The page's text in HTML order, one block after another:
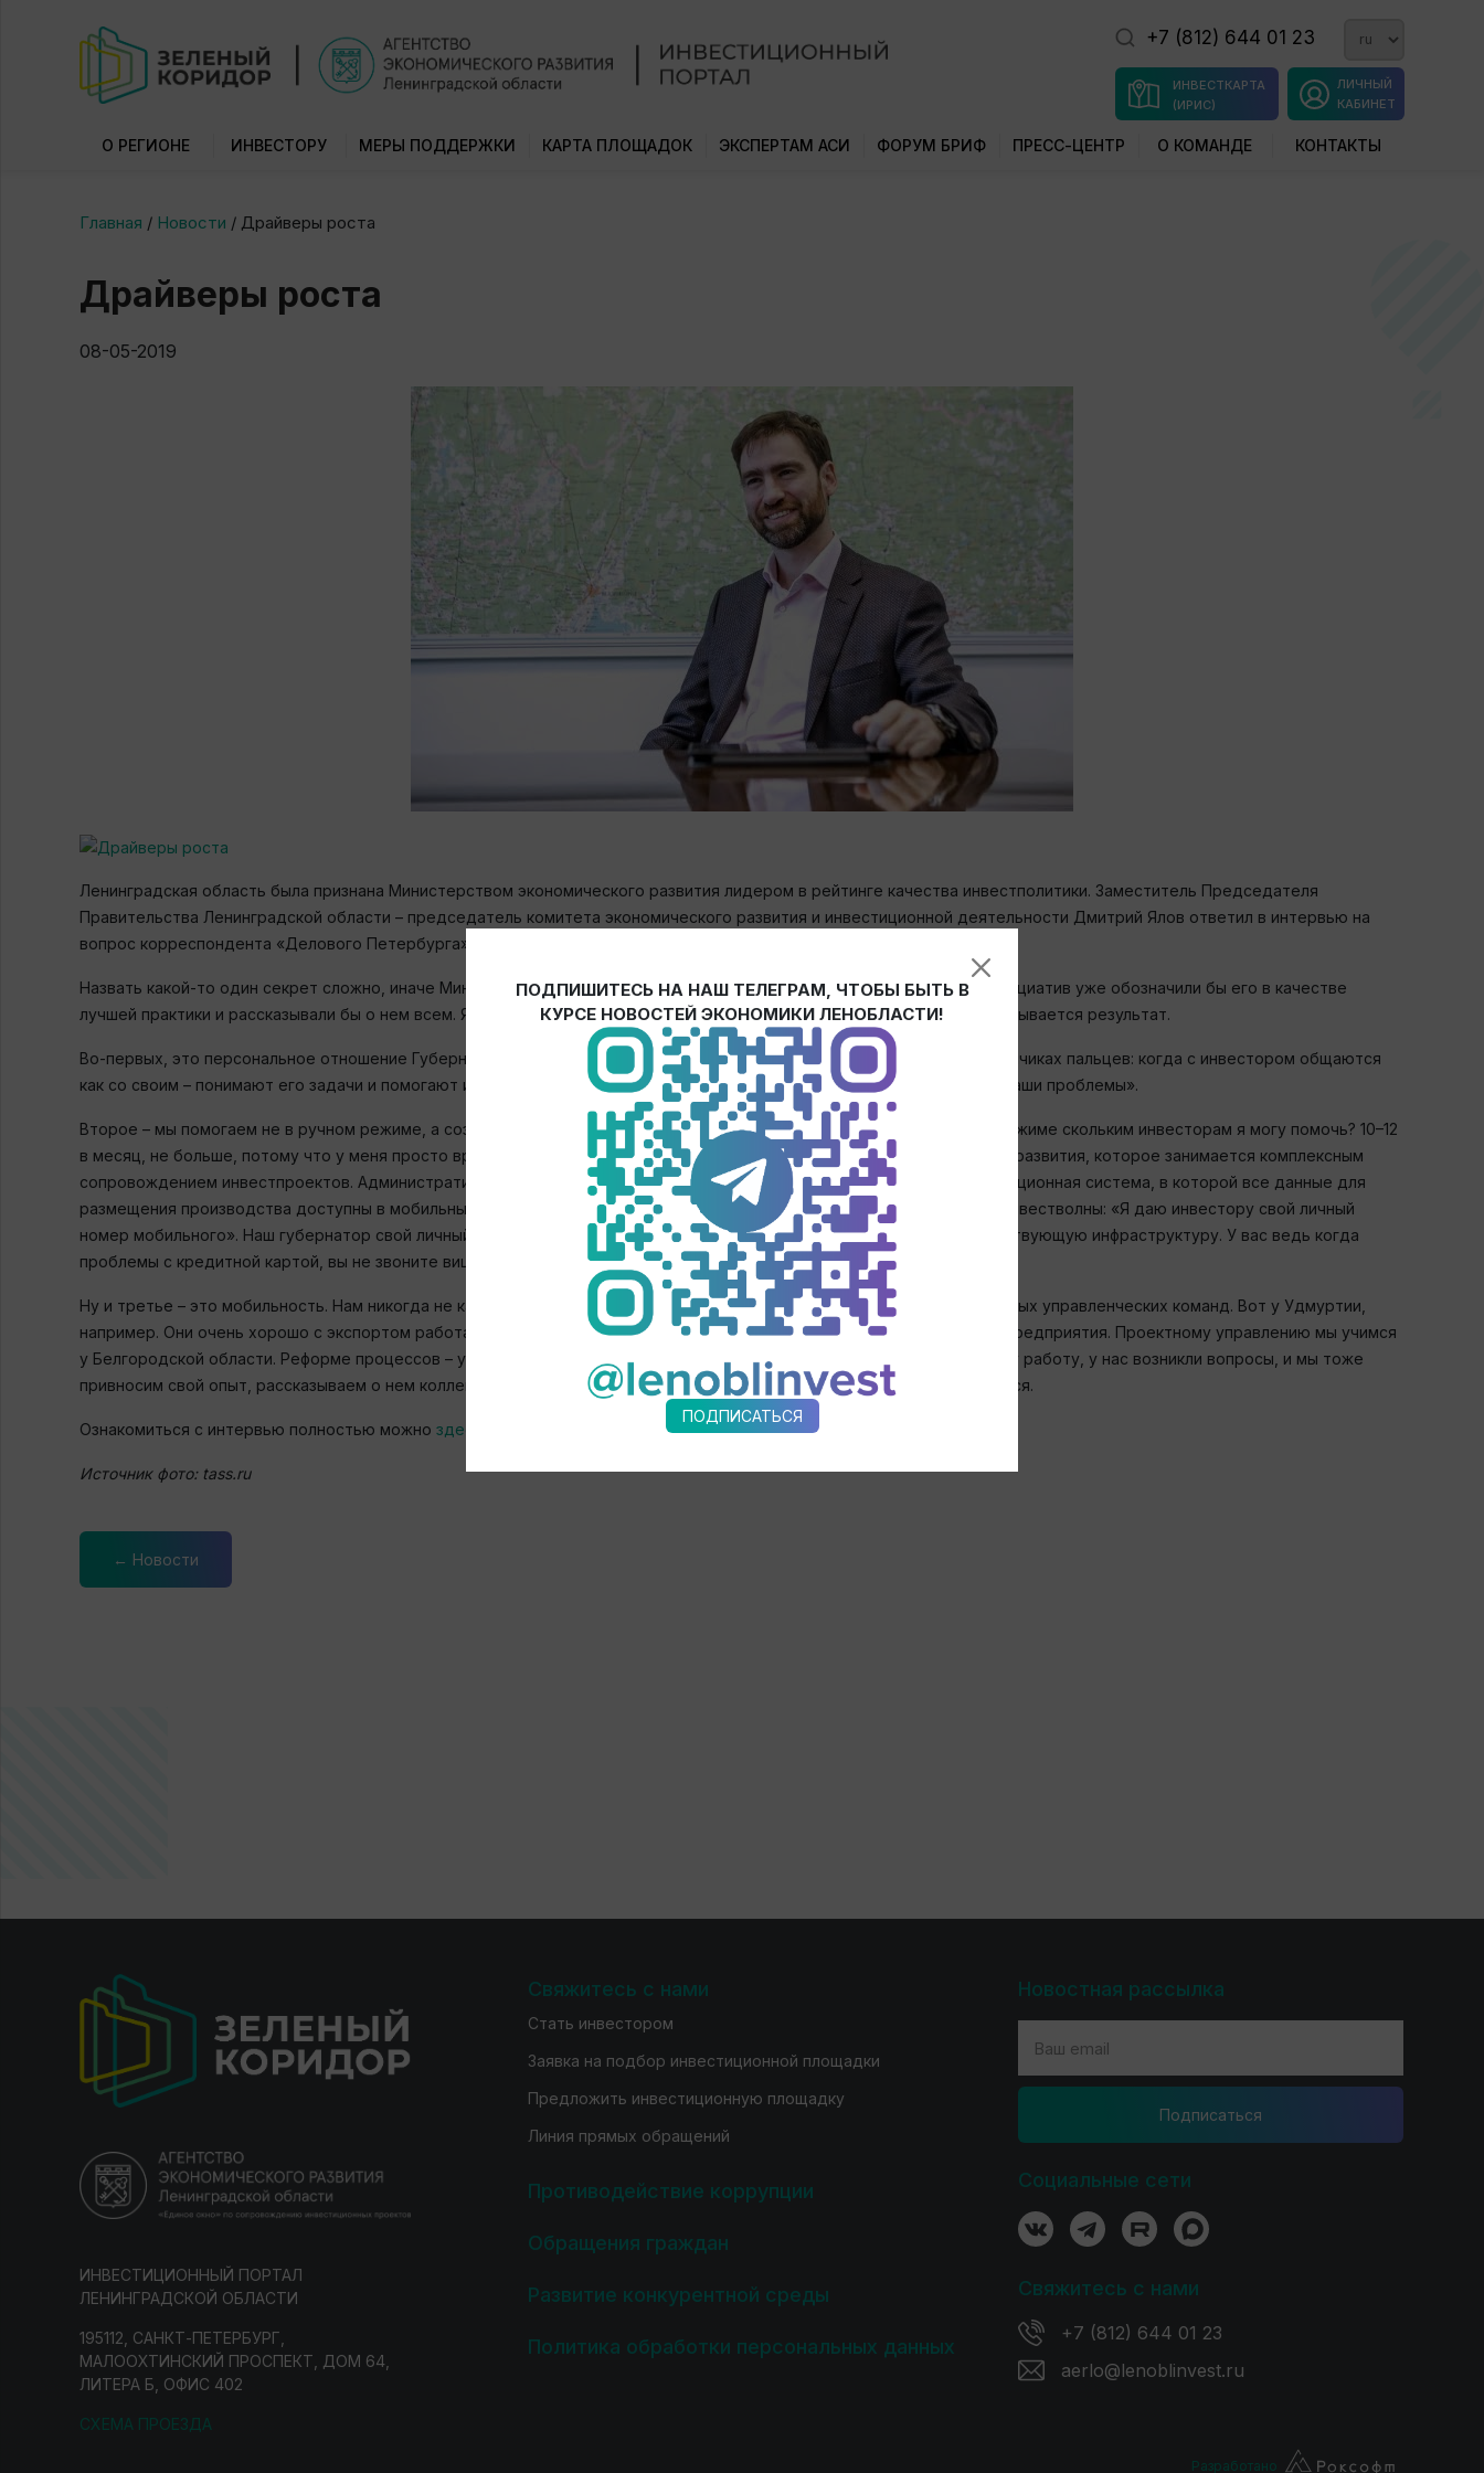
+7 (812) 644 01 23
ЛИЧНЫЙ
КАБИНЕТ
ИНВЕСТКАРТА
(ИРИС)
О РЕГИОНЕ ИНВЕСТОРУ МЕРЫ ПОДДЕРЖКИ КАРТА ПЛОЩАДОК ЭКСПЕРТАМ АСИ ФОРУМ БРИФ ПРЕСС-ЦЕНТР О КОМАНДЕ КОНТАКТЫ
Главная / Новости / Драйверы роста
Драйверы роста
08-05-2019
Ленинградская область была признана Министерством экономического развития лидером в рейтинге качества инвестполитики. Заместитель Председателя
Правительства Ленинградской области – председатель комитета экономического развития и инвестиционной деятельности Дмитрий Ялов ответил в интервью на
вопрос корреспондента «Делового Петербурга» о секрете успеха:
Назвать какой-то один секрет сложно, иначе Министерство экономического развития и Агентство стратегических инициатив уже обозначили бы его в качестве
лучшей практики и рассказывали бы о нем всем. Я думаю, это просто такая кропотливая работа, где по деталям складывается результат.
Во-первых, это персональное отношение Губернатора Александра Дрозденко. Есть вещи, которые ощущаются на кончиках пальцев: когда с инвестором общаются
как со своим – понимают его задачи и помогают их решить, а бывает, когда цинично относятся, по принципу «это не наши проблемы».
Второе – мы помогаем не в ручном режиме, а создаем систему. Это, наверное, наш главный залог успеха. В ручном режиме скольким инвесторам я могу помочь? 10–12
в месяц, не больше, потому что у меня просто время закончится. Для этого у нас создано Агентство экономического развития, которое занимается комплексным
сопровождением инвестпроектов. Административные барьеры – инвестагентство. Земельные участки – есть информационная система, в которой все данные для
размещения производства доступны в мобильных приложениях. Раньше был лозунг одного из губернаторов первой инвестволны: «Я даю инвестору свой личный
номер мобильного». Наш губернатор свой личный номер тоже дает, но проблемы все-таки решаются через соответствующую инфраструктуру. У вас ведь когда
проблемы с кредитной картой, вы не звоните вице-президенту банка?
Ну и третье – это мобильность. Нам никогда не казалось, что мы большие и великие, мы с удовольствием учимся у новых управленческих команд. Вот у Удмуртии,
например. Они очень хорошо с экспортом работают: сделали экспортный акселератор, умеют находить необычные предприятия. Проектному управлению мы учимся
у Белгородской области. Реформе процессов – у Вологодской области. Это не значит, что мы не умеем. Мы начали эту работу, у нас возникли вопросы, и мы тоже
привносим свой опыт, рассказываем о нем коллегам. Но головокружение от успехов – это точно то, чего нужно бояться.
Ознакомиться с интервью полностью можно здесь
Источник фото: tass.ru
← Новости
ИНВЕСТИЦИОННЫЙ ПОРТАЛ
ЛЕНИНГРАДСКОЙ ОБЛАСТИ
195112, САНКТ-ПЕТЕРБУРГ,
МАЛООХТИНСКИЙ ПРОСПЕКТ, ДОМ 64,
ЛИТЕРА Б, ОФИС 402
СХЕМА ПРОЕЗДА
Свяжитесь с нами
Стать инвестором
Заявка на подбор инвестиционной площадки
Предложить инвестиционную площадку
Линия прямых обращений
Противодействие коррупции
Обращения граждан
Развитие конкурентной среды
Политика обработки персональных данных
Новостная рассылка
Подпиcаться
Социальные сети
Свяжитесь с нами
+7 (812) 644 01 23
aerlo@lenoblinvest.ru
Разработано
ПОДПИШИТЕСЬ НА НАШ ТЕЛЕГРАМ, ЧТОБЫ БЫТЬ В
КУРСЕ НОВОСТЕЙ ЭКОНОМИКИ ЛЕНОБЛАСТИ!
ПОДПИСАТЬСЯ